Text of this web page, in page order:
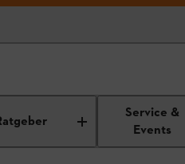
Service &
Events